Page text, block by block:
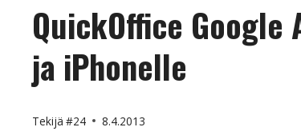
QuickOffice
ja iPhonelle
Tekijä #24 8.4.2013